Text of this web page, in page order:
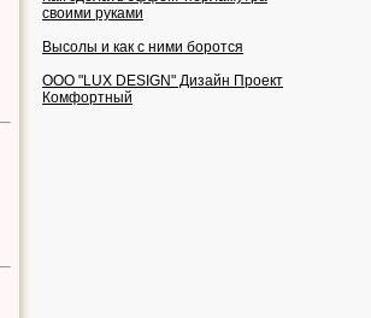
своими руками
Высолы и как с ними боротся
OOO "LUX DESIGN" Дизайн Проект
Комфортный